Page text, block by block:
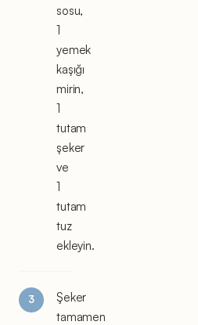
sosu,
1
yemek
kaşığı
mirin,
1
tutam
şeker
ve
1
tutam
tuz
ekleyin.
Şeker
tamamen